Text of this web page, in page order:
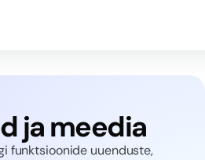
ja meedia
funktsioonide uuenduste,